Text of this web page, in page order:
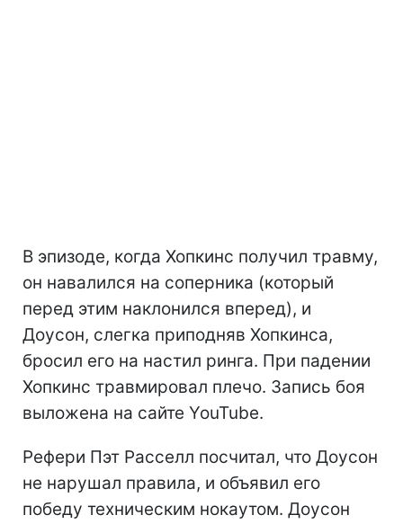
В эпизоде, когда Хопкинс получил травму,
он навалился на соперника (который
перед этим наклонился вперед), и
Доусон, слегка приподняв Хопкинса,
бросил его на настил ринга. При падении
Хопкинс травмировал плечо. Запись боя
выложена на сайте YouTube.
Рефери Пэт Расселл посчитал, что Доусон
не нарушал правила, и объявил его
победу техническим нокаутом. Доусон